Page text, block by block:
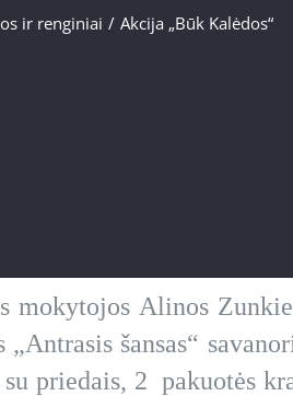
ir renginiai / Akcija „Būk Kalėdos“
Alinos
šansas“
priedais, 2 pakuotės